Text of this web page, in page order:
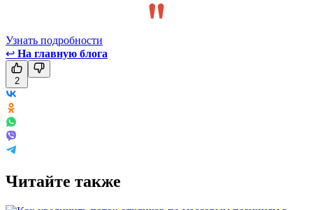
Узнать подробности
↩ На главную блога
2
Читайте также